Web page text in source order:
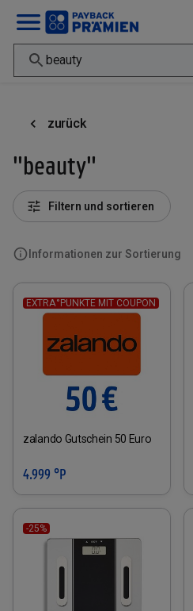
zurück
"beauty"
Informationen zur Sortierung
Filtern und sortieren
EXTRA°PUNKTE MIT COUPON
zalando Gutschein 50 Euro
4.999 °P
-25%